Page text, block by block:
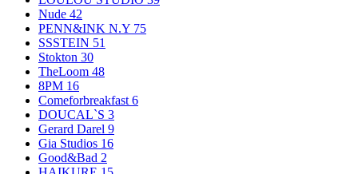
Nude 42
PENN&INK N.Y 75
SSSTEIN 51
Stokton 30
TheLoom 48
8PM 16
Comeforbreakfast 6
DOUCAL`S 3
Gerard Darel 9
Gia Studios 16
Good&Bad 2